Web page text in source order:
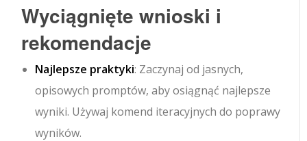
Wyciągnięte wnioski i
rekomendacje
Najlepsze praktyki: Zaczynaj od jasnych,
opisowych promptów, aby osiągnąć najlepsze
wyniki. Używaj komend iteracyjnych do poprawy
wyników.